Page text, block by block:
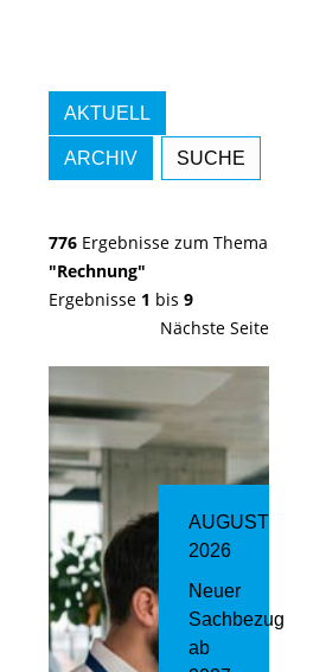
AKTUELL
ARCHIV SUCHE
776 Ergebnisse zum Thema
"Rechnung"
Ergebnisse 1 bis 9
Nächste Seite
AUGUST
2026
Neuer
Sachbezug
ab